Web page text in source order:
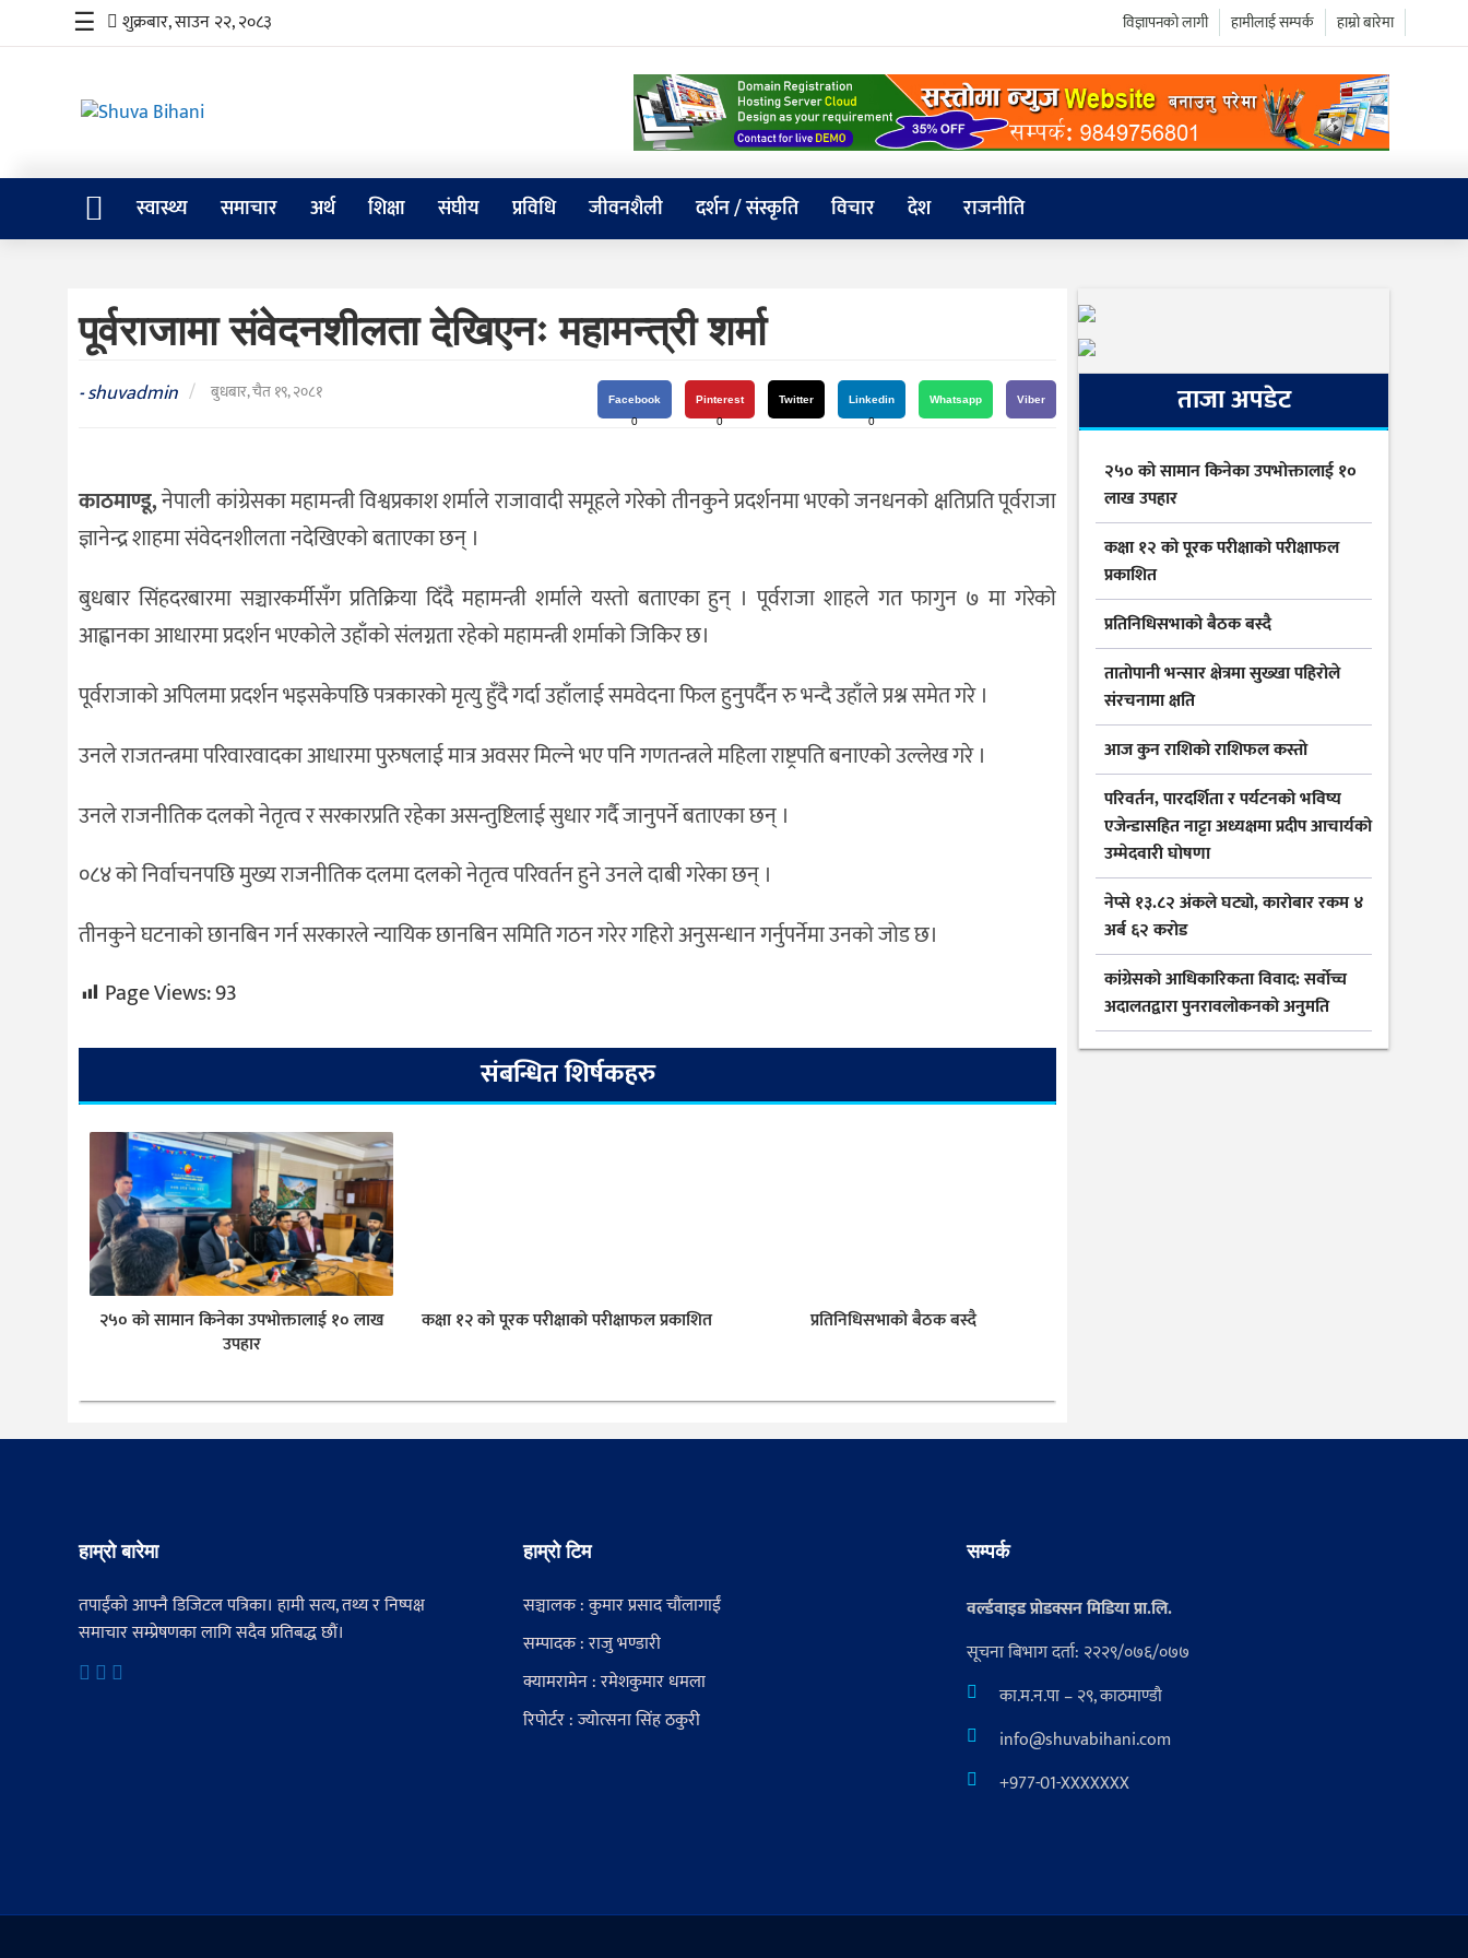
स्वास्थ्य
समाचार
संस्कृति
विचार
राजनीति
☰ शुक्रबार, साउन २२, २०८३ हाम्रो बारेमा
हामीलाई सम्पर्क
विज्ञापनको लागी
स्वास्थ्य समाचार अर्थ शिक्षा संघीय प्रविधि जीवनशैली दर्शन / संस्कृति विचार देश राजनीति
पूर्वराजामा संवेदनशीलता देखिएनः महामन्त्री शर्मा
-shuvadmin / बुधबार, चैत १९, २०८१
Facebook
0
Pinterest
0
Twitter
Linkedin
0
Whatsapp Viber
काठमाण्डू,नेपाली कांग्रेसका महामन्त्री विश्वप्रकाश शर्माले राजावादी समूहले गरेको तीनकुने प्रदर्शनमा भएको जनधनको क्षतिप्रति पूर्वराजा
ज्ञानेन्द्र शाहमा संवेदनशीलता नदेखिएको बताएका छन् ।
बुधबार सिंहदरबारमा सञ्चारकर्मीसँग प्रतिक्रिया दिँदै महामन्त्री शर्माले यस्तो बताएका हुन् । पूर्वराजा शाहले गत फागुन ७ मा गरेको
आह्वानका आधारमा प्रदर्शन भएकोले उहाँको संलग्नता रहेको महामन्त्री शर्माको जिकिर छ।
पूर्वराजाको अपिलमा प्रदर्शन भइसकेपछि पत्रकारको मृत्यु हुँदै गर्दा उहाँलाई समवेदना फिल हुनुपर्दैन रु भन्दै उहाँले प्रश्न समेत गरे ।
उनले राजतन्त्रमा परिवारवादका आधारमा पुरुषलाई मात्र अवसर मिल्ने भए पनि गणतन्त्रले महिला राष्ट्रपति बनाएको उल्लेख गरे ।
उनले राजनीतिक दलको नेतृत्व र सरकारप्रति रहेका असन्तुष्टिलाई सुधार गर्दै जानुपर्ने बताएका छन् ।
०८४ को निर्वाचनपछि मुख्य राजनीतिक दलमा दलको नेतृत्व परिवर्तन हुने उनले दाबी गरेका छन् ।
तीनकुने घटनाको छानबिन गर्न सरकारले न्यायिक छानबिन समिति गठन गरेर गहिरो अनुसन्धान गर्नुपर्नेमा उनको जोड छ।
Page Views:93
संबन्धित शिर्षकहरु
२५० को सामान किनेका उपभोक्तालाई १० लाख
उपहार
कक्षा १२ को पूरक परीक्षाको परीक्षाफल प्रकाशित प्रतिनिधिसभाको बैठक बस्दै
ताजा अपडेट
२५० को सामान किनेका उपभोक्तालाई १०
लाख उपहार
कक्षा १२ को पूरक परीक्षाको परीक्षाफल
प्रकाशित
प्रतिनिधिसभाको बैठक बस्दै
तातोपानी भन्सार क्षेत्रमा सुख्खा पहिरोले
संरचनामा क्षति
आज कुन राशिकाे राशिफल कस्ताे
परिवर्तन, पारदर्शिता र पर्यटनको भविष्य
एजेन्डासहित नाट्टा अध्यक्षमा प्रदीप आचार्यको
उम्मेदवारी घोषणा
नेप्से १३.८२ अंकले घट्यो, कारोबार रकम ४
अर्ब ६२ करोड
कांग्रेसको आधिकारिकता विवाद: सर्वोच्च
अदालतद्वारा पुनरावलोकनको अनुमति
हाम्रो बारेमा
तपाईंको आफ्नै डिजिटल पत्रिका। हामी सत्य, तथ्य र निष्पक्ष
समाचार सम्प्रेषणका लागि सदैव प्रतिबद्ध छौं।
हाम्रो टिम
सञ्चालक : कुमार प्रसाद चौंलागाईं
सम्पादक : राजु भण्डारी
क्यामरामेन : रमेशकुमार धमला
रिपोर्टर : ज्योत्सना सिंह ठकुरी
सम्पर्क
वर्ल्डवाइड प्रोडक्सन मिडिया प्रा.लि.
सूचना बिभाग दर्ता: २२२९/०७६/०७७
का.म.न.पा – २९, काठमाण्डौ
info@shuvabihani.com
+977-01-XXXXXXX